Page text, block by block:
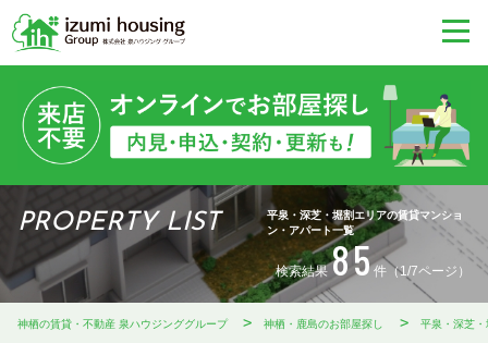
PROPERTY LIST
平泉・深芝・堀割エリアの賃貸マンショ
ン・アパート一覧
検索結果 85件（1/7ページ）
神栖の賃貸・不動産 泉ハウジンググループ 神栖・鹿島のお部屋探し 平泉・深芝